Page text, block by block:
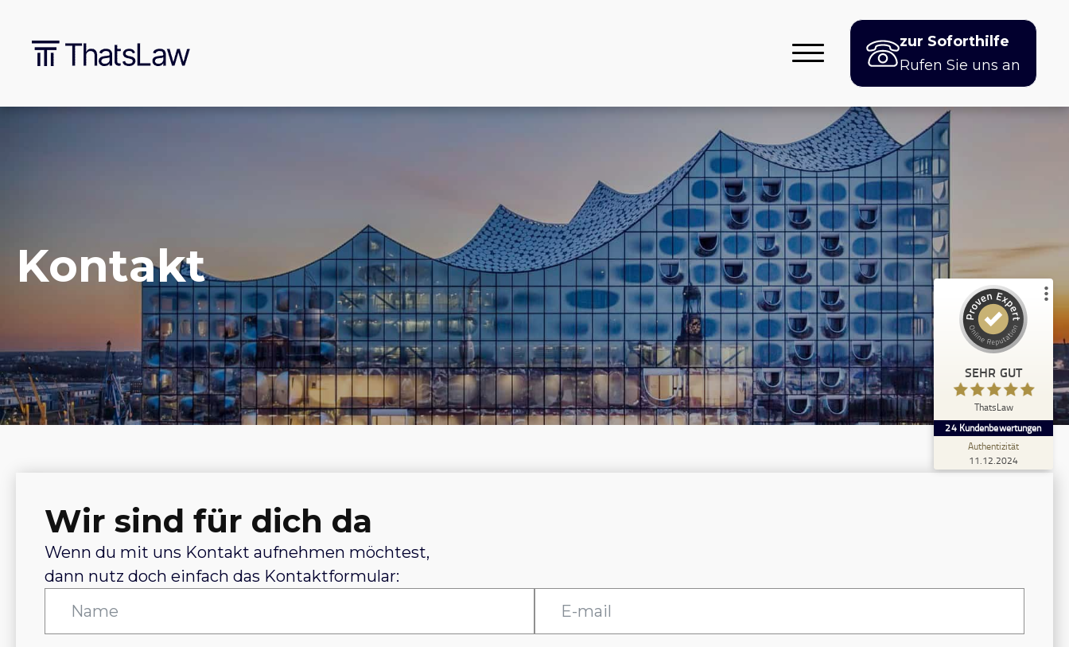
zur Soforthilfe
Rufen Sie uns an
Kontakt
Wir sind für dich da
Wenn du mit uns Kontakt aufnehmen möchtest,
dann nutz doch einfach das Kontaktformular:
SEHR GUT
ThatsLaw
24 Kundenbewertungen
Authentizität
11.12.2024
Kundenbewertungen und Erfahrungen zu
ThatsLaw
SEHR GUT
4,90
/
5,00
24
Bewertungen von
1
anderen Quelle
Blick aufs ProvenExpert-Profil werfen
11.12.2024